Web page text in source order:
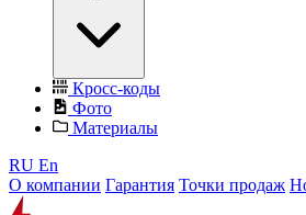
Кросс-коды
Фото
Материалы
RU En
О компании Гарантия Точки продаж